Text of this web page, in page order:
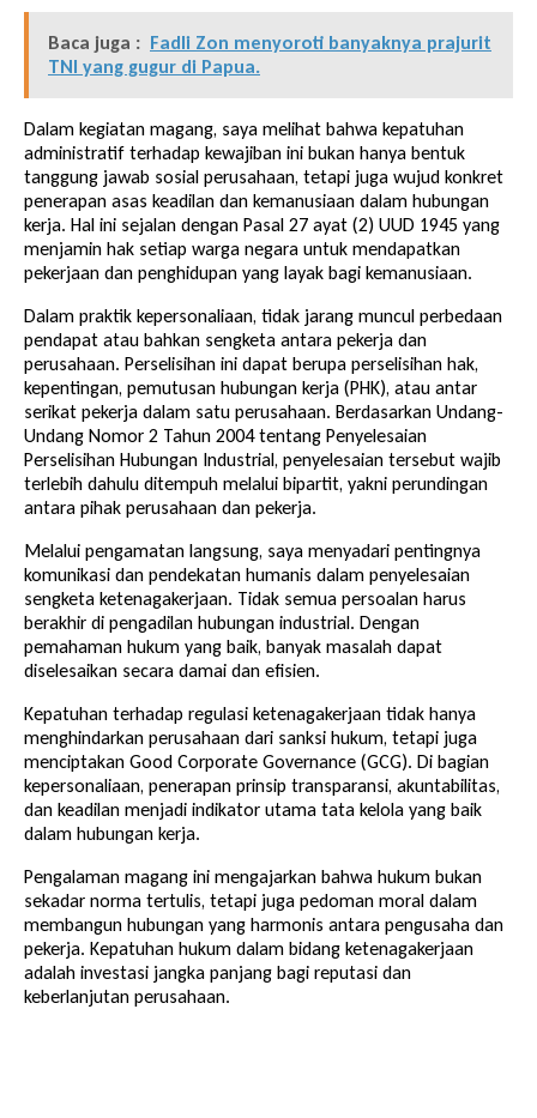
Baca juga : Fadli Zon menyoroti banyaknya prajurit
TNI yang gugur di Papua.
Dalam kegiatan magang, saya melihat bahwa kepatuhan
administratif terhadap kewajiban ini bukan hanya bentuk
tanggung jawab sosial perusahaan, tetapi juga wujud konkret
penerapan asas keadilan dan kemanusiaan dalam hubungan
kerja. Hal ini sejalan dengan Pasal 27 ayat (2) UUD 1945 yang
menjamin hak setiap warga negara untuk mendapatkan
pekerjaan dan penghidupan yang layak bagi kemanusiaan.
Dalam praktik kepersonaliaan, tidak jarang muncul perbedaan
pendapat atau bahkan sengketa antara pekerja dan
perusahaan. Perselisihan ini dapat berupa perselisihan hak,
kepentingan, pemutusan hubungan kerja (PHK), atau antar
serikat pekerja dalam satu perusahaan. Berdasarkan Undang-
Undang Nomor 2 Tahun 2004 tentang Penyelesaian
Perselisihan Hubungan Industrial, penyelesaian tersebut wajib
terlebih dahulu ditempuh melalui bipartit, yakni perundingan
antara pihak perusahaan dan pekerja.
Melalui pengamatan langsung, saya menyadari pentingnya
komunikasi dan pendekatan humanis dalam penyelesaian
sengketa ketenagakerjaan. Tidak semua persoalan harus
berakhir di pengadilan hubungan industrial. Dengan
pemahaman hukum yang baik, banyak masalah dapat
diselesaikan secara damai dan efisien.
Kepatuhan terhadap regulasi ketenagakerjaan tidak hanya
menghindarkan perusahaan dari sanksi hukum, tetapi juga
menciptakan Good Corporate Governance (GCG). Di bagian
kepersonaliaan, penerapan prinsip transparansi, akuntabilitas,
dan keadilan menjadi indikator utama tata kelola yang baik
dalam hubungan kerja.
Pengalaman magang ini mengajarkan bahwa hukum bukan
sekadar norma tertulis, tetapi juga pedoman moral dalam
membangun hubungan yang harmonis antara pengusaha dan
pekerja. Kepatuhan hukum dalam bidang ketenagakerjaan
adalah investasi jangka panjang bagi reputasi dan
keberlanjutan perusahaan.